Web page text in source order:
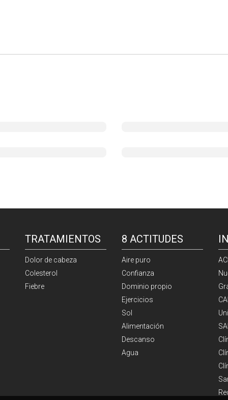
TRATAMIENTOS
Dolor de cabeza
Colesterol
Fiebre
8 ACTITUDES
Aire puro
Confianza
Dominio propio
Ejercicios
Sol
Alimentación
Descanso
Agua